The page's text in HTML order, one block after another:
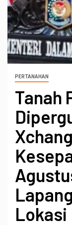
PERTANAHAN
Tanah
Lokasi